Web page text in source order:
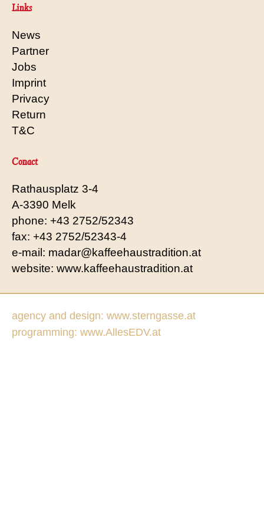
Links
News
Partner
Jobs
Imprint
Privacy
Return
T&C
Conact
Rathausplatz 3-4
A-3390 Melk
phone: +43 2752/52343
fax: +43 2752/52343-4
e-mail: madar@kaffeehaustradition.at
website: www.kaffeehaustradition.at
agency and design: www.sterngasse.at
programming: www.AllesEDV.at